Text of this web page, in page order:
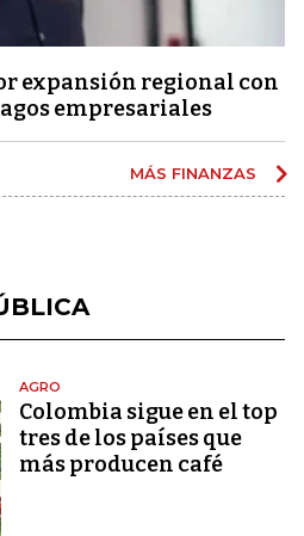
expansión regional con
empresariales
MÁS FINANZAS
AGRO
Colombia sigue en el top
tres de los países que
más producen café